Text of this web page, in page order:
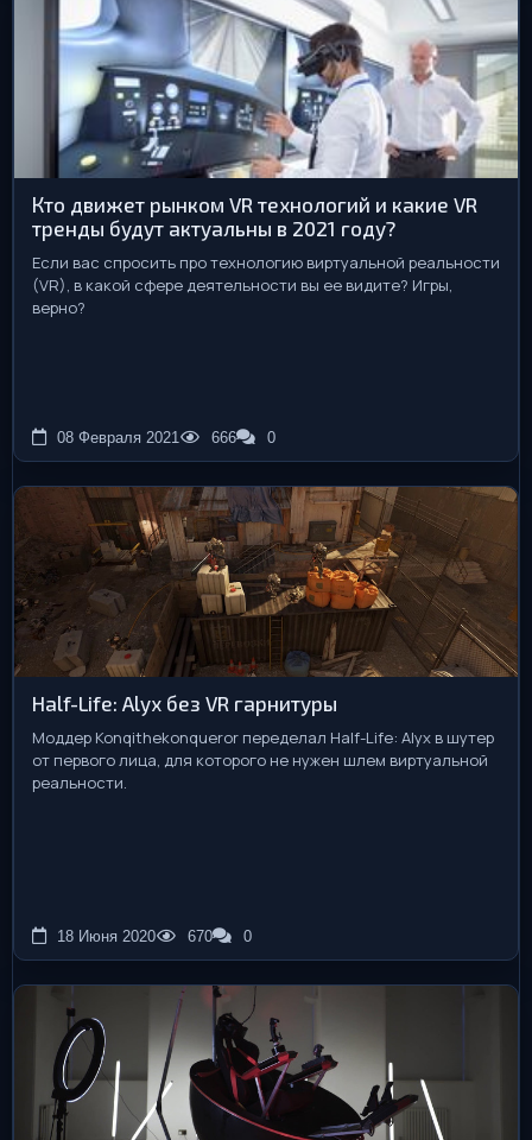
Кто движет рынком VR технологий и какие VR
тренды будут актуальны в 2021 году?
Если вас спросить про технологию виртуальной реальности
(VR), в какой сфере деятельности вы ее видите? Игры,
верно?
08 Февраля 2021 666 0
Half-Life: Alyx без VR гарнитуры
Моддер Konqithekonqueror переделал Half-Life: Alyx в шутер
от первого лица, для которого не нужен шлем виртуальной
реальности.
18 Июня 2020 670 0